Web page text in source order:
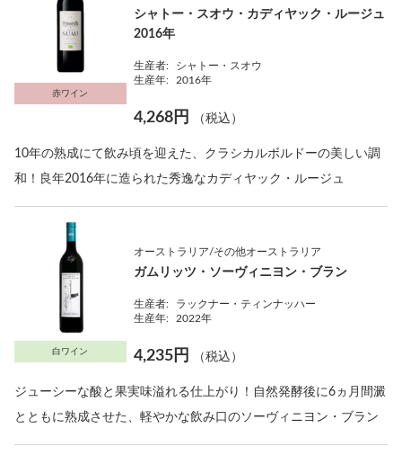
赤ワイン
シャトー・スオウ・カディヤック・ルージュ
2016年
生産者:
シャトー・スオウ
生産年:
2016年
4,268円 （税込）
10年の熟成にて飲み頃を迎えた、クラシカルボルドーの美しい調
和！良年2016年に造られた秀逸なカディヤック・ルージュ
白ワイン
オーストラリア/その他オーストラリア
ガムリッツ・ソーヴィニヨン・ブラン
生産者:
ラックナー・ティンナッハー
生産年:
2022年
4,235円 （税込）
ジューシーな酸と果実味溢れる仕上がり！自然発酵後に6ヵ月間澱
とともに熟成させた、軽やかな飲み口のソーヴィニヨン・ブラン